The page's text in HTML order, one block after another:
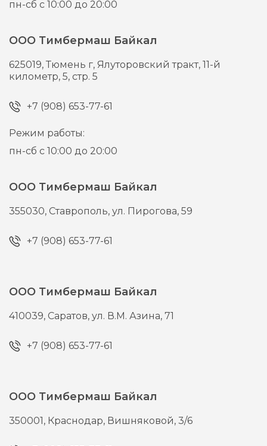
пн-сб с 10:00 до 20:00
ООО Тимбермаш Байкал
625019,Тюмень г, Ялуторовский тракт, 11-й
километр, 5, стр. 5
+7 (908) 653-77-61
Режим работы:
пн-сб с 10:00 до 20:00
ООО Тимбермаш Байкал
355030, Ставрополь,ул. Пирогова, 59
+7 (908) 653-77-61
ООО Тимбермаш Байкал
410039, Саратов,ул. В.М. Азина, 71
+7 (908) 653-77-61
ООО Тимбермаш Байкал
350001, Краснодар, Вишняковой, 3/6